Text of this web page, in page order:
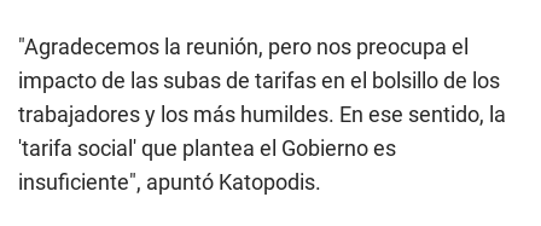
"Agradecemos la reunión, pero nos preocupa el
impacto de las subas de tarifas en el bolsillo de los
trabajadores y los más humildes. En ese sentido, la
'tarifa social' que plantea el Gobierno es
insuficiente", apuntó Katopodis.